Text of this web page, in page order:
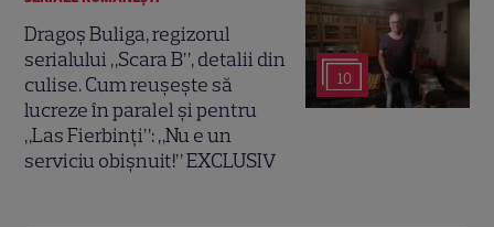
10
Dragoș Buliga, regizorul
serialului „Scara B”, detalii din
culise. Cum reușește să
lucreze în paralel și pentru
„Las Fierbinți”: „Nu e un
serviciu obișnuit!” EXCLUSIV